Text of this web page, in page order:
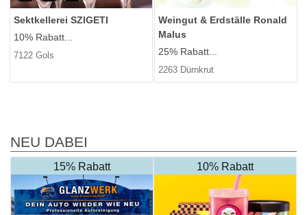
Sektkellerei SZIGETI
10% Rabatt...
7122 Gols
Weingut & Erdställe Ronald
Malus
25% Rabatt...
2263 Dürnkrut
NEU DABEI
15% Rabatt 10% Rabatt